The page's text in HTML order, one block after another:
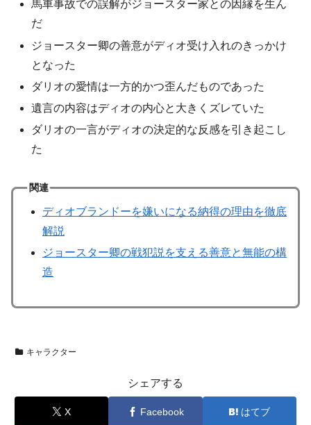
馬車事故での誤解がジョースター家との因縁を生ん
だ
ジョースター卿の善意がディオ受け入れのきっかけ
となった
ダリオの愛情は一方的かつ歪んだものであった
遺言の内容はディオの内心と大きくズレていた
ダリオの一言がディオの決定的な反感を引き起こし
た
関連
ディオブランドーを嫌いになる納得の理由を徹底
解説
ジョースター卿の戦犯説を支える善意と無能の構
造
キャラクター
シェアする
X Facebook はてブ